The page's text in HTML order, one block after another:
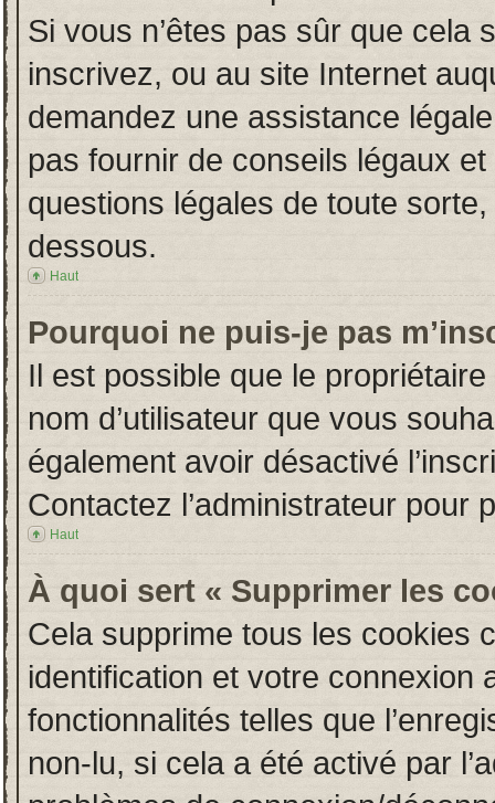
Si vous n’êtes pas sûr que cela
inscrivez, ou au site Internet
demandez une assistance
pas fournir de conseils légaux
questions légales de toute
dessous.
Haut
Pourquoi ne puis-je pas
Il est possible que le
nom d’utilisateur que vous
également avoir désactivé
Contactez l’administrateur pour
Haut
À quoi sert « Supprimer les
Cela supprime tous les cookies
identification et votre connexion
fonctionnalités telles que
non-lu, si cela a été activé par